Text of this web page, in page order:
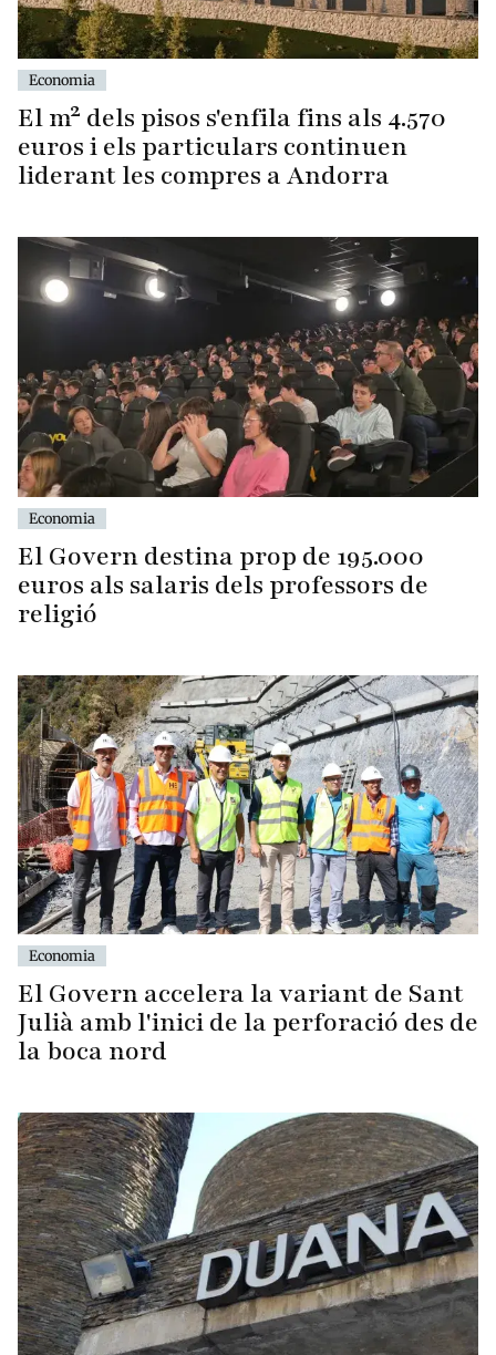
Economia
El m² dels pisos s'enfila fins als 4.570
euros i els particulars continuen
liderant les compres a Andorra
Economia
El Govern destina prop de 195.000
euros als salaris dels professors de
religió
Economia
El Govern accelera la variant de Sant
Julià amb l'inici de la perforació des de
la boca nord